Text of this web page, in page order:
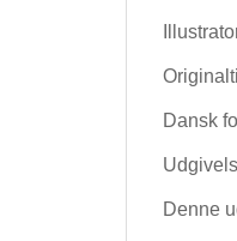
Dansk
Denne